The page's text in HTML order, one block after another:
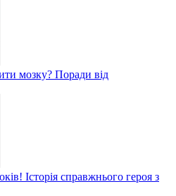
мозку? Поради від
Історія справжнього героя з